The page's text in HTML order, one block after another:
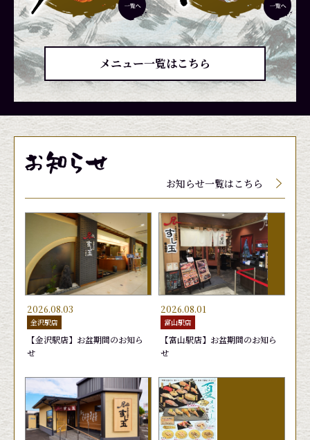
メニュー一覧はこちら
メニューに関しましては、季節、天候によって入
荷していない場合、品質保持の為店頭にて値段が
変動する場合がございます。
165円
きゅ
165円
メニューに関しましては、季節、天候によって入
荷していない場合、品質保持の為店頭にて値段が
変動する場合がございます。
220円
ゆで
220円
メニューに関しましては、季節、天候によって入
荷していない場合、品質保持の為店頭にて値段が
変動する場合がございます。
165円
165円
お知らせ一覧はこちら
2026.08.03
金沢駅店
【金沢駅店】お盆期間のお知ら
せ
2026.08.01
富山駅店
【富山駅店】お盆期間のお知ら
せ